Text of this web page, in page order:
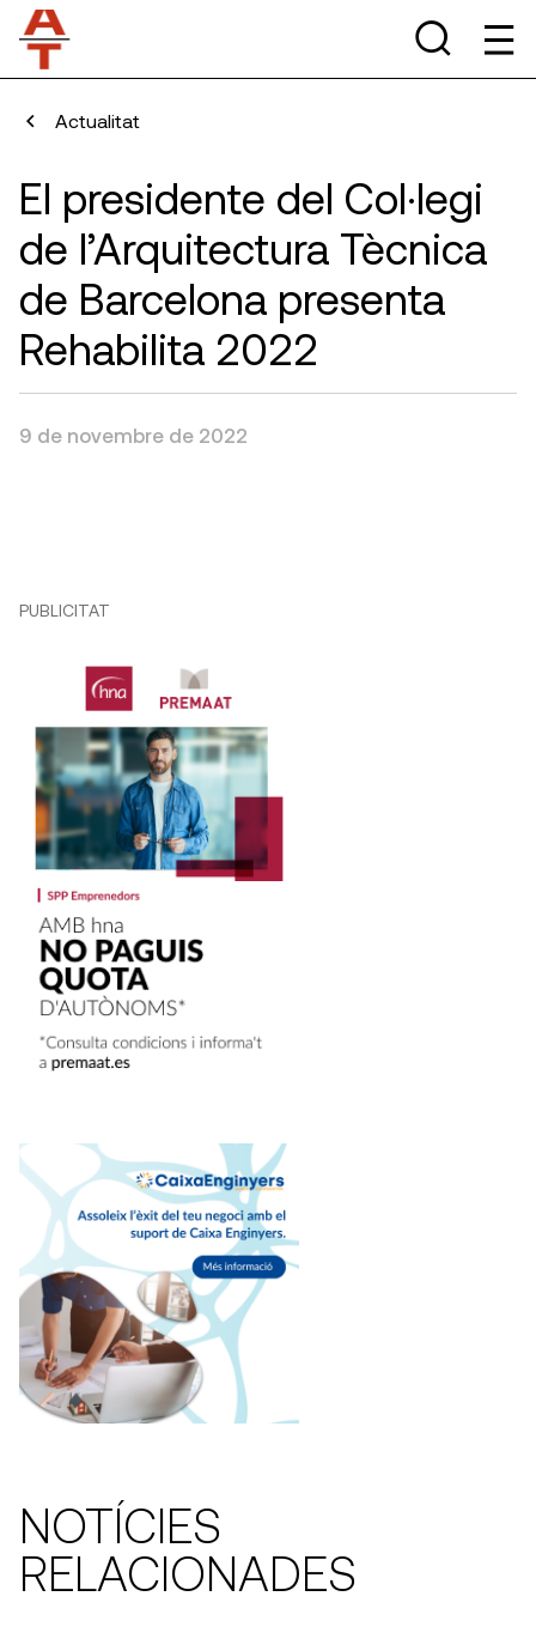
Actualitat
El presidente del Col·legi
de l’Arquitectura Tècnica
de Barcelona presenta
Rehabilita 2022
9 de novembre de 2022
PUBLICITAT
NOTÍCIES
RELACIONADES